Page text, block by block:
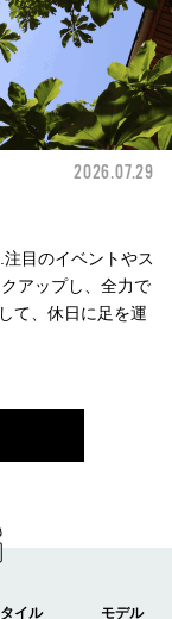
2026.07.29
目のイベントやス
アップし、全力で
て、休日に足を運